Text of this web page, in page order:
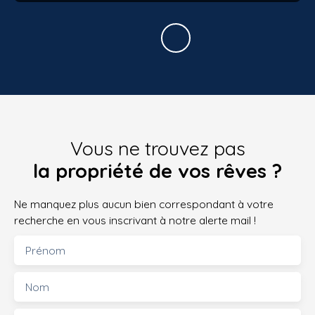
Vous ne trouvez pas
la propriété de vos rêves ?
Ne manquez plus aucun bien correspondant à votre
recherche en vous inscrivant à notre alerte mail !
Prénom
Nom